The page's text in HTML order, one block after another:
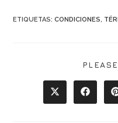
ETIQUETAS:CONDICIONES,
Se
abre
Se
abre